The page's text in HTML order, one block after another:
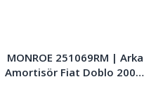
MONROE 251069RM | Arka
Amortisör Fiat Doblo 2000-